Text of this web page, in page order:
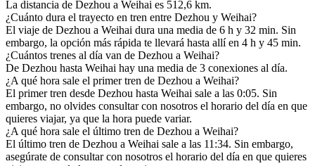
La distancia de Dezhou a Weihai es 512,6 km.
¿Cuánto dura el trayecto en tren entre Dezhou y Weihai?
El viaje de Dezhou a Weihai dura una media de 6 h y 32 min. Sin
embargo, la opción más rápida te llevará hasta allí en 4 h y 45 min.
¿Cuántos trenes al día van de Dezhou a Weihai?
De Dezhou hasta Weihai hay una media de 3 conexiones al día.
¿A qué hora sale el primer tren de Dezhou a Weihai?
El primer tren desde Dezhou hasta Weihai sale a las 0:05. Sin
embargo, no olvides consultar con nosotros el horario del día en que
quieres viajar, ya que la hora puede variar.
¿A qué hora sale el último tren de Dezhou a Weihai?
El último tren de Dezhou a Weihai sale a las 11:34. Sin embargo,
asegúrate de consultar con nosotros el horario del día en que quieres